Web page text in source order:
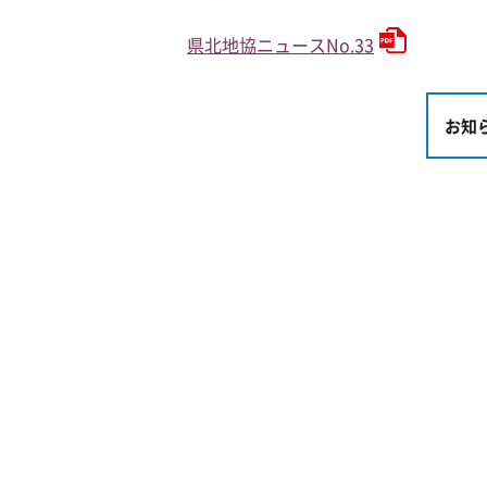
県北地協ニュースNo.33
お知